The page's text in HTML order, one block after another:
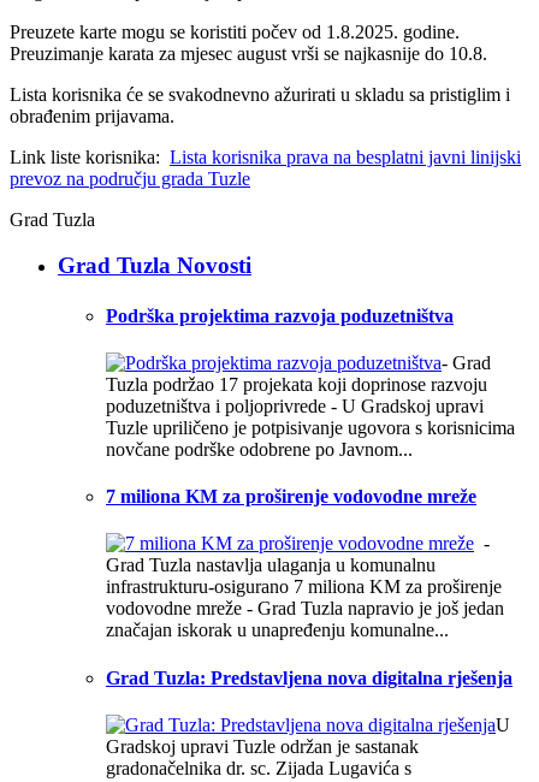
Preuzete karte mogu se koristiti počev od 1.8.2025. godine.
Preuzimanje karata za mjesec august vrši se najkasnije do 10.8.
Lista korisnika će se svakodnevno ažurirati u skladu sa pristiglim i
obrađenim prijavama.
Link liste korisnika: Lista korisnika prava na besplatni javni linijski
prevoz na području grada Tuzle
Grad Tuzla
Grad Tuzla Novosti
Podrška projektima razvoja poduzetništva
- Grad
Tuzla podržao 17 projekata koji doprinose razvoju
poduzetništva i poljoprivrede - U Gradskoj upravi
Tuzle upriličeno je potpisivanje ugovora s korisnicima
novčane podrške odobrene po Javnom...
7 miliona KM za proširenje vodovodne mreže
-
Grad Tuzla nastavlja ulaganja u komunalnu
infrastrukturu-osigurano 7 miliona KM za proširenje
vodovodne mreže - Grad Tuzla napravio je još jedan
značajan iskorak u unapređenju komunalne...
Grad Tuzla: Predstavljena nova digitalna rješenja
U
Gradskoj upravi Tuzle održan je sastanak
gradonačelnika dr. sc. Zijada Lugavića s